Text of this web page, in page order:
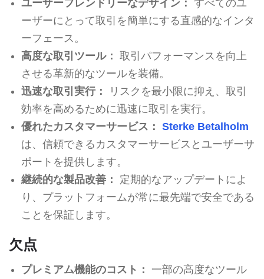
ユーザーフレンドリーなデザイン： すべてのユ
ーザーにとって取引を簡単にする直感的なインタ
ーフェース。
高度な取引ツール： 取引パフォーマンスを向上
させる革新的なツールを装備。
迅速な取引実行：
リスクを最小限に抑え、取引
効率を高めるために迅速に取引を実行。
優れたカスタマーサービス： Sterke Betalholm
は、信頼できるカスタマーサービスとユーザーサ
ポートを提供します。
継続的な製品改善：
定期的なアップデートによ
り、プラットフォームが常に最先端で安全である
ことを保証します。
欠点
プレミアム機能のコスト： 一部の高度なツール